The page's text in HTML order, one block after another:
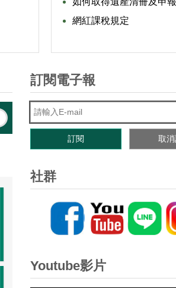
網紅課稅規定
訂閱電子報
社群
Youtube影片